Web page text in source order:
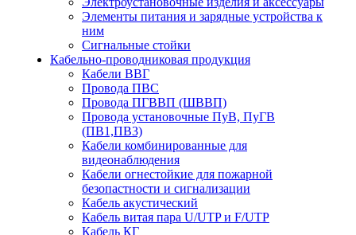
Элементы питания и зарядные устройства к
ним
Сигнальные стойки
Кабельно-проводниковая продукция
Кабели ВВГ
Провода ПВС
Провода ПГВВП (ШВВП)
Провода установочные ПуВ, ПуГВ
(ПВ1,ПВ3)
Кабели комбинированные для
видеонаблюдения
Кабели огнестойкие для пожарной
безопастности и сигнализации
Кабель акустический
Кабель витая пара U/UTP и F/UTP
Кабель КГ